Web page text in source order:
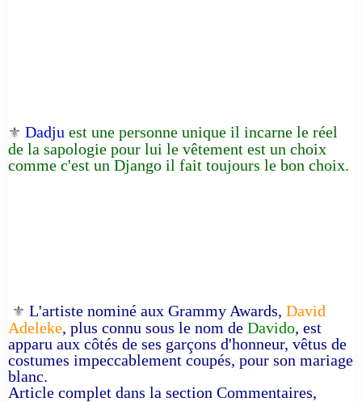
⚜️ Dadju est une personne unique il incarne le réel
de la sapologie pour lui le vêtement est un choix
comme c'est un Django il fait toujours le bon choix.
⚜️ L'artiste nominé aux Grammy Awards, David
Adeleke, plus connu sous le nom de Davido, est
apparu aux côtés de ses garçons d'honneur, vêtus de
costumes impeccablement coupés, pour son mariage
blanc.
Article complet dans la section Commentaires,